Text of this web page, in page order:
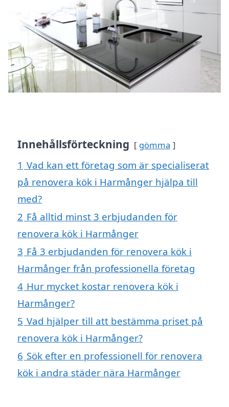
Innehållsförteckning gömma
1 Vad kan ett företag som är specialiserat
på renovera kök i Harmånger hjälpa till
med?
2 Få alltid minst 3 erbjudanden för
renovera kök i Harmånger
3 Få 3 erbjudanden för renovera kök i
Harmånger från professionella företag
4 Hur mycket kostar renovera kök i
Harmånger?
5 Vad hjälper till att bestämma priset på
renovera kök i Harmånger?
6 Sök efter en professionell för renovera
kök i andra städer nära Harmånger